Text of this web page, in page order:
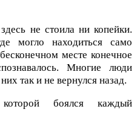
не стоила ни копейки.
могло находиться само
месте конечное
Многие люди
так и не вернулся назад.
боялся каждый